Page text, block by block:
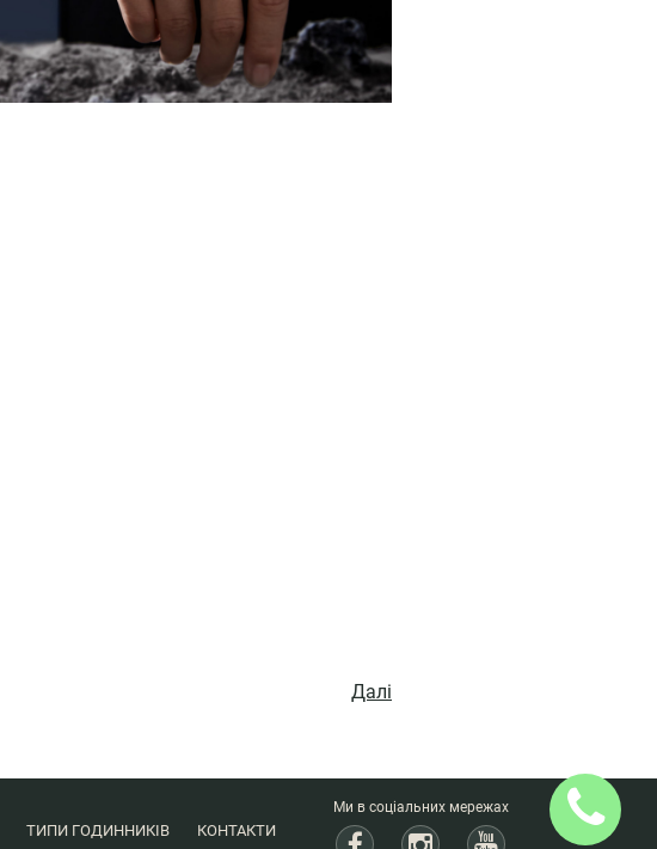
Далі
Ми в соціальних мережах
ТИПИ ГОДИННИКІВ КОНТАКТИ